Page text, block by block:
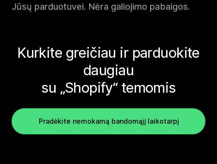
Jūsų parduotuvei. Nėra galiojimo pabaigos.
Kurkite greičiau ir parduokite
daugiau
su „Shopify“ temomis
Pradėkite nemokamą bandomąjį laikotarpį